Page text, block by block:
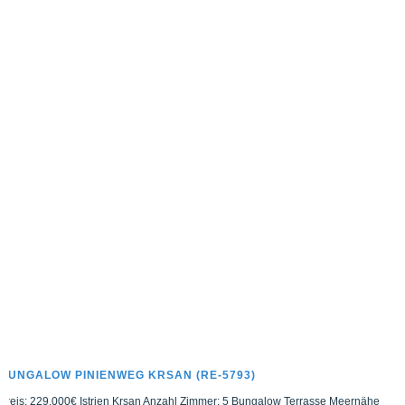
BUNGALOW PINIENWEG KRSAN (RE-5793)
Preis: 229.000€ Istrien Krsan Anzahl Zimmer: 5 Bungalow Terrasse Meernähe